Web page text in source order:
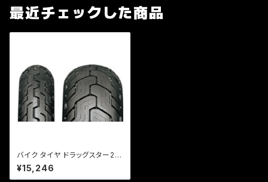
最近チェックした商品
バイク タイヤ ドラッグスター25
0 リア用 / Kabuki D404 130/
90-15R66P WT
¥15,246